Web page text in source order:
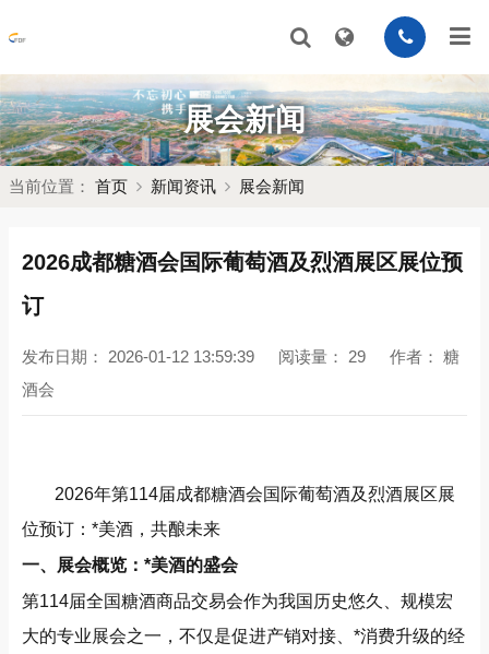
展会新闻
当前位置： 首页 新闻资讯 展会新闻
2026成都糖酒会国际葡萄酒及烈酒展区展位预
订
发布日期： 2026-01-12 13:59:39 阅读量： 29 作者： 糖
酒会
2026年第114届成都糖酒会国际葡萄酒及烈酒展区展
位预订：*美酒，共酿未来
一、展会概览：*美酒的盛会
第114届全国糖酒商品交易会作为我国历史悠久、规模宏
大的专业展会之一，不仅是促进产销对接、*消费升级的经